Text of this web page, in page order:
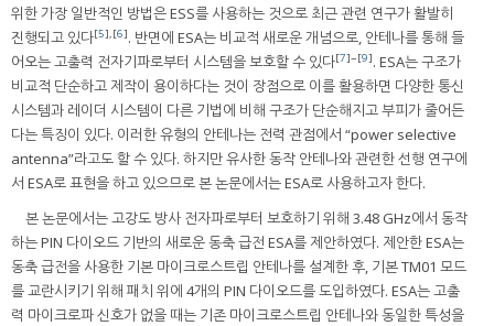
위한 가장 일반적인 방법은 ESS를 사용하는 것으로 최근 관련 연구가 활발히
진행되고 있다[5],[6]. 반면에 ESA는 비교적 새로운 개념으로, 안테나를 통해 들
어오는 고출력 전자기파로부터 시스템을 보호할 수 있다[7]~[9]. ESA는 구조가
비교적 단순하고 제작이 용이하다는 것이 장점으로 이를 활용하면 다양한 통신
시스템과 레이더 시스템이 다른 기법에 비해 구조가 단순해지고 부피가 줄어든
다는 특징이 있다. 이러한 유형의 안테나는 전력 관점에서 “power selective
antenna”라고도 할 수 있다. 하지만 유사한 동작 안테나와 관련한 선행 연구에
서 ESA로 표현을 하고 있으므로 본 논문에서는 ESA로 사용하고자 한다.
본 논문에서는 고강도 방사 전자파로부터 보호하기 위해 3.48 GHz에서 동작
하는 PIN 다이오드 기반의 새로운 동축 급전 ESA를 제안하였다. 제안한 ESA는
동축 급전을 사용한 기본 마이크로스트립 안테나를 설계한 후, 기본 TM01 모드
를 교란시키기 위해 패치 위에 4개의 PIN 다이오드를 도입하였다. ESA는 고출
력 마이크로파 신호가 없을 때는 기존 마이크로스트립 안테나와 동일한 특성을